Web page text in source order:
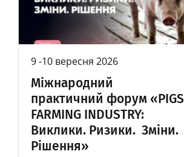
9 -10 вересня 2026
Міжнародний
практичний форум «PIGS
FARMING INDUSTRY:
Виклики. Ризики. Зміни.
Рішення»